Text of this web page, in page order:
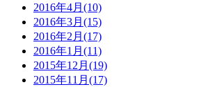
2016年4月(10)
2016年3月(15)
2016年2月(17)
2016年1月(11)
2015年12月(19)
2015年11月(17)